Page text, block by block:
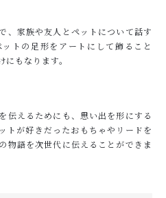
、家族や友人とペットについて話す
トの足形をアートにして飾ること
もなります。
伝えるためにも、思い出を形にする
トが好きだったおもちゃやリードを
物語を次世代に伝えることができま